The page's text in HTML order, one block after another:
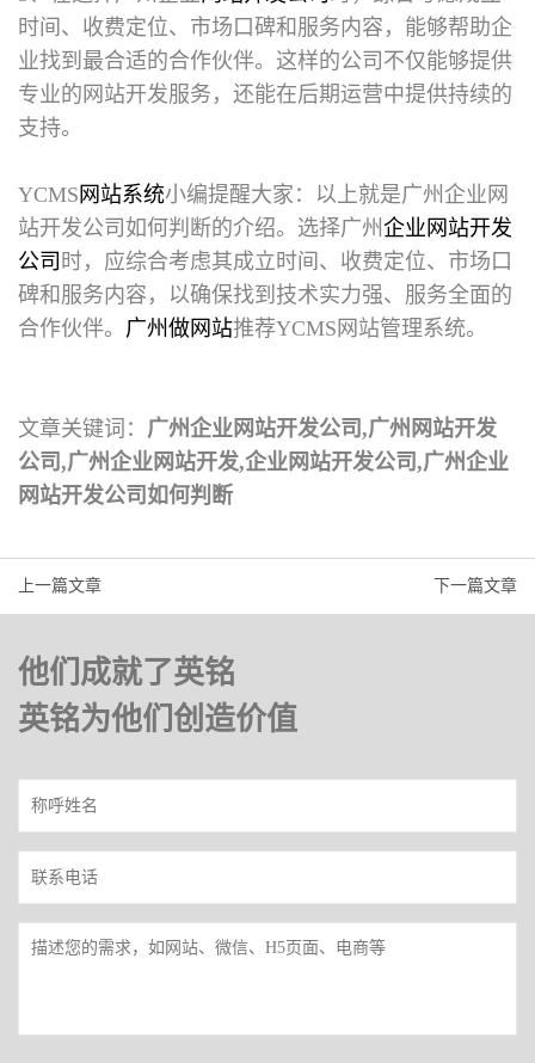
时间、收费定位、市场口碑和服务内容，能够帮助企
业找到最合适的合作伙伴。这样的公司不仅能够提供
专业的网站开发服务，还能在后期运营中提供持续的
支持。
YCMS 网站系统小编提醒大家：以上就是广州企业网
站开发公司 如何判断的介绍。选择广州 企业网站开发
公司 时，应综合考虑其成立时间、收费定位、市场口
碑和服务内容，以确保找到技术实力强、服务全面的
合作伙伴。 广州做网站推荐YCMS网站管理系统。
文章关键词： 广州企业网站开发公司,广州网站开发
公司,广州企业网站开发,企业网站开发公司,广州企业
网站开发公司如何判断
上一篇文章 下一篇文章
他们成就了英铭
英铭为他们创造价值